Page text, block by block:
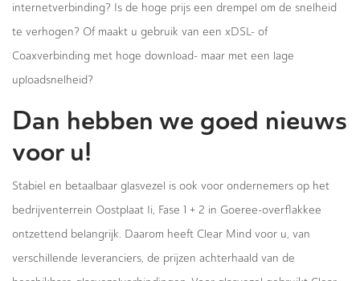
internetverbinding? Is de hoge prijs een drempel om de snelheid
te verhogen? Of maakt u gebruik van een xDSL- of
Coaxverbinding met hoge download- maar met een lage
uploadsnelheid?
Dan hebben we goed nieuws
voor u!
Stabiel en betaalbaar glasvezel is ook voor ondernemers op het
bedrijventerrein Oostplaat Ii, Fase 1 + 2 in Goeree-overflakkee
ontzettend belangrijk. Daarom heeft Clear Mind voor u, van
verschillende leveranciers, de prijzen achterhaald van de